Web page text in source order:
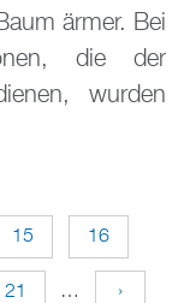
ärmer. Bei
die der
wurden
15 16
21 … ›